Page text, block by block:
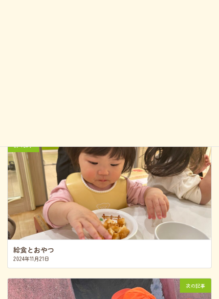
前の記事
給食とおやつ
2024年11月21日
次の記事